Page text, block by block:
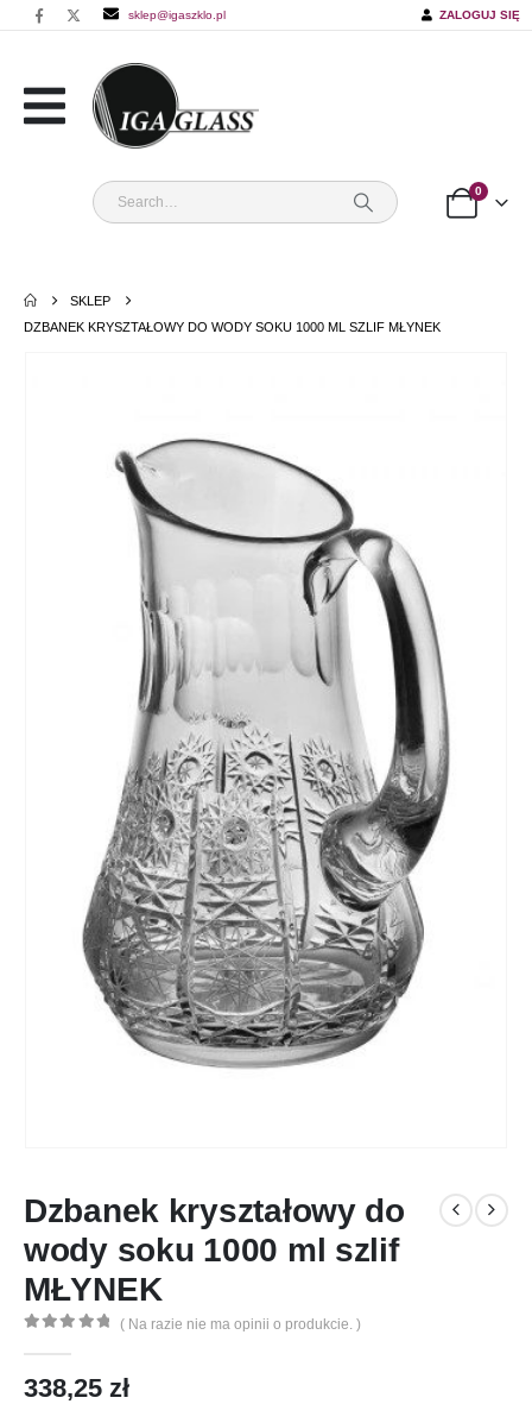
sklep@igaszklo.pl ZALOGUJ SIĘ
0
SKLEP
DZBANEK KRYSZTAŁOWY DO WODY SOKU 1000 ML SZLIF MŁYNEK
Dzbanek kryształowy do
wody soku 1000 ml szlif
MŁYNEK
( Na razie nie ma opinii o produkcie. )
338,25 zł